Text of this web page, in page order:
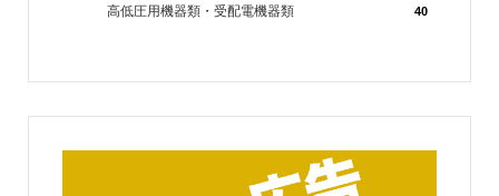
高低圧用機器類・受配電機器類 40